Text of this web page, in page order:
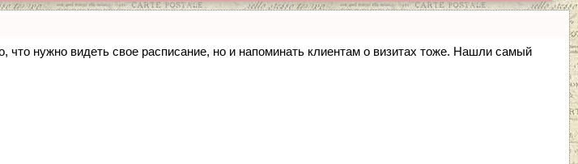
что нужно видеть свое расписание, но и напоминать клиентам о визитах тоже. Нашли самый